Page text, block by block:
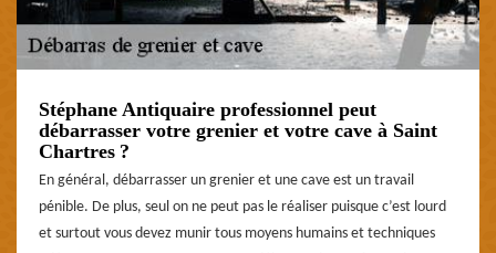
Stéphane Antiquaire professionnel peut
débarrasser votre grenier et votre cave à Saint
Chartres ?
En général, débarrasser un grenier et une cave est un travail
pénible. De plus, seul on ne peut pas le réaliser puisque c’est lourd
et surtout vous devez munir tous moyens humains et techniques